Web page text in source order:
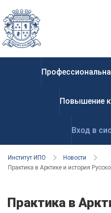
Повышение
Вход в
Институт ИПО
Новости
Практика в Арктике и история
Практика в